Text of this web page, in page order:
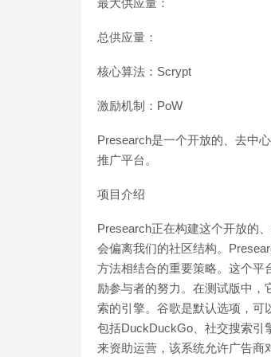
最大供应量：
总供应量：
核心算法：Scrypt
激励机制：PoW
Presearch是一个开放的、去中
推广平台。
项目介绍
Presearch正在构建这个开放的
会偏离我们的社区结构。
方法相结合的重要策略。这个平
励参与者的努力。在测试版中
索的引擎。谷歌是默认选项，可
包括DuckDuckGo、社交搜索引
来资助运营，该系统允许广告商